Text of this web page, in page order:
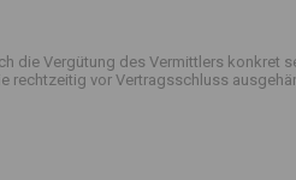
die Vergütung des Vermittlers
rechtzeitig vor Vertragsschluss